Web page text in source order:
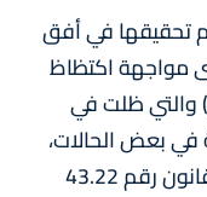
تحقيقها في أفق
مواجهة اكتظاظ
ألف سجين) والتي ظلت في
في بعض الحالات،
مذكرا بالآمال المعقودة على تنزيل القانون رقم 43.22